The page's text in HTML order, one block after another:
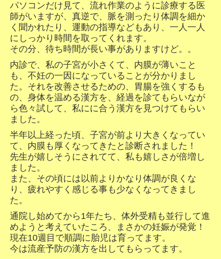
パソコンだけ見て、流れ作業のように診療する医
師がいますが、真逆で、 脈を測ったり体調を細か
く聞かれたり、運動の指導などもあり、一人一人
にしっかり時間を取ってくれます。
その分、待ち時間が長い事がありますけど。。
内診で、私の子宮が小さくて、内膜が薄いこと
も、不妊の一因になっていることが分かりまし
た。 それを改善させるための、胃腸を強くするも
の、身体を温める漢方を、経過を診てもらいなが
ら色々試して、 私にに合う漢方を見つけてもらい
ました。
半年以上経った頃、 子宮が前より大きくなってい
て、内膜も厚くなってきたと診断されました！
先生が嬉しそうにされてて、私も嬉しさが倍増し
ました。
また、その頃には以前よりかなり体調が良くな
り、疲れやすく感じる事も少なくなってきまし
た。
通院し始めてから1年たち、体外受精も並行して進
めようと考えていたころ、
まさかの妊娠が発覚！
現在10週目で順調に胎児は育ってます。
今は流産予防の漢方を出してもらってます。